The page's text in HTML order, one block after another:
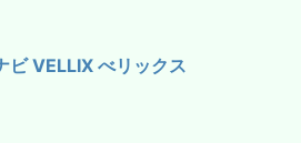
ビ VELLIX べリックス